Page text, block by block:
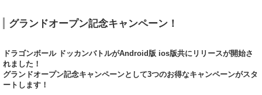
グランドオープン記念キャンペーン！
ドラゴンボール ドッカンバトルがAndroid版 ios版共にリリースが開始さ
れました！
グランドオープン記念キャンペーンとして3つのお得なキャンペーンがスタ
ートします！